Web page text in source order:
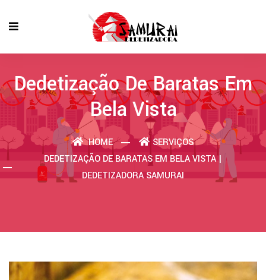
Dedetização De Baratas Em
Bela Vista
HOME
SERVIÇOS
DEDETIZAÇÃO DE BARATAS EM BELA VISTA |
DEDETIZADORA SAMURAI